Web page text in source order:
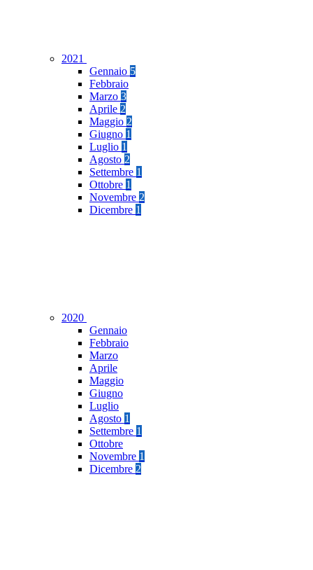
2021
Gennaio 5
Febbraio
Marzo 3
Aprile 2
Maggio 2
Giugno 1
Luglio 1
Agosto 2
Settembre 1
Ottobre 1
Novembre 2
Dicembre 1
2020
Gennaio
Febbraio
Marzo
Aprile
Maggio
Giugno
Luglio
Agosto 1
Settembre 1
Ottobre
Novembre 1
Dicembre 2